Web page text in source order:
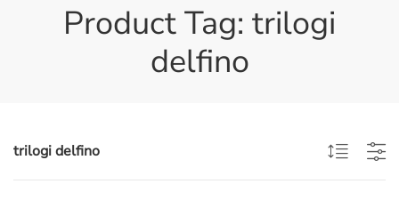
Product Tag: trilogi
delfino
trilogi delfino